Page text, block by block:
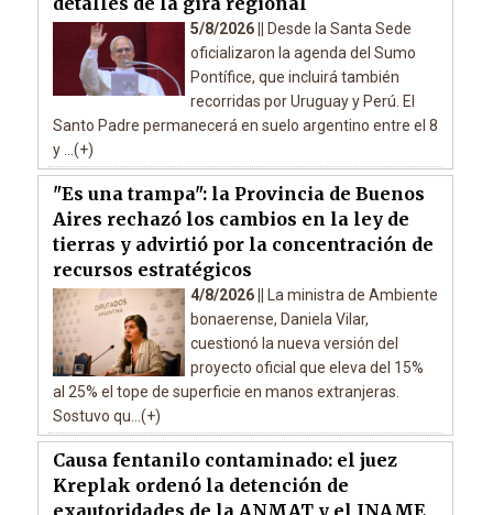
5/8/2026 ||
Desde la Santa Sede
oficializaron la agenda del Sumo
Pontífice, que incluirá también
recorridas por Uruguay y Perú. El
Santo Padre permanecerá en suelo argentino entre el 8
y ...(+)
"Es una trampa": la Provincia de Buenos
Aires rechazó los cambios en la ley de
tierras y advirtió por la concentración de
recursos estratégicos
4/8/2026 ||
La ministra de Ambiente
bonaerense, Daniela Vilar,
cuestionó la nueva versión del
proyecto oficial que eleva del 15%
al 25% el tope de superficie en manos extranjeras.
Sostuvo qu...(+)
Causa fentanilo contaminado: el juez
Kreplak ordenó la detención de